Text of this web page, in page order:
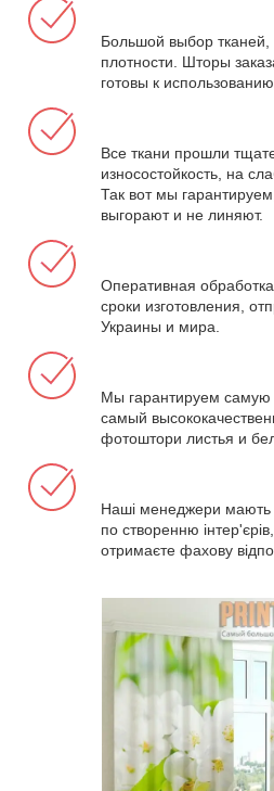
Большой выбор тканей,
плотности. Шторы
готовы к использованию.
Все ткани прошли
износостойкость, на
Так вот мы
выгорают и не линяют.
Оперативная
сроки изготовления,
Украины и мира.
Мы гарантируем самую
самый
фотоштори листья и
Наші менеджери мають
по створенню
отримаєте фахову